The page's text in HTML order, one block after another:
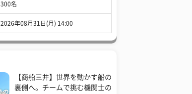
300名
2026年08月31日(月) 14:00
【商船三井】世界を動かす船の
裏側へ。チームで挑む機関士の